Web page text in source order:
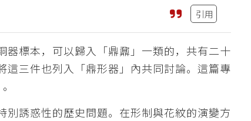
引用
標本，可以歸入「鼎鼐」一類的，共有二十
三件也列入「鼎形器」內共同討論。這篇專
別誘惑性的歷史問題。在形制與花紋的演變方